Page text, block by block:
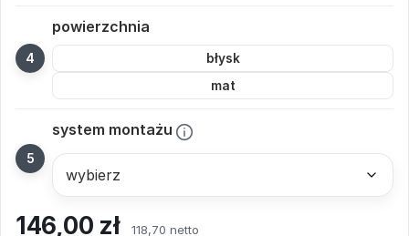
powierzchnia
błysk
mat
system montażu
146,00 zł 118,70 netto